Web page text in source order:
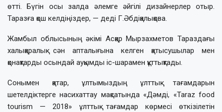
өтті. Бүгін осы залда әлемге әйгілі дизайнерлер отыр.
Таразға қош келдіңіздер, — деді Г.Әбдіқалықова.
Жамбыл облысының әкімі Асқар Мырзахметов Тараздағы
халықаралық сән апталығына келген қатысушылар мен
қонақтарды осындай ауқымды іс-шарамен құттықтады.
Сонымен қатар, ұлтымыздың ұлттық тағамдарын
шетелдіктерге насихаттау мақсатында «Дәмді, «Taraz food
tourism — 2018» ұлттық тағамдар көрмесі өткізілетін